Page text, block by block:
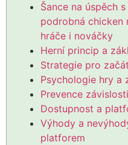
Šance na úspěch
podrobná chicken
hráče i nováčky
Herní princip a
Strategie pro
Psychologie hry a
Prevence závislosti
Dostupnost a
Výhody a
platforem